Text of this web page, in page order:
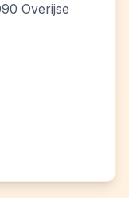
Overijse